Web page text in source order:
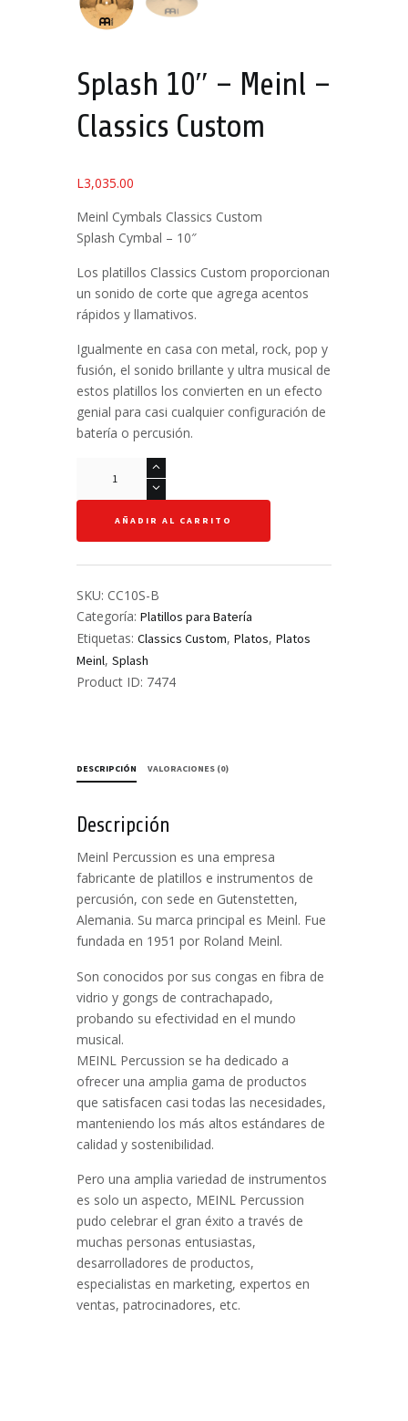
Splash 10″ – Meinl –
Classics Custom
L 3,035.00
Meinl Cymbals Classics Custom
Splash Cymbal – 10″
Los platillos Classics Custom proporcionan
un sonido de corte que agrega acentos
rápidos y llamativos.
Igualmente en casa con metal, rock, pop y
fusión, el sonido brillante y ultra musical de
estos platillos los convierten en un efecto
genial para casi cualquier configuración de
batería o percusión.
Custom
cantidad
AÑADIR AL CARRITO
SKU: CC10S-B
Categoría: Platillos para Batería
Etiquetas: Classics Custom, Platos, Platos
Meinl, Splash
Product ID: 7474
DESCRIPCIÓN VALORACIONES (0)
Descripción
Meinl Percussion es una empresa
fabricante de platillos e instrumentos de
percusión, con sede en Gutenstetten,
Alemania. Su marca principal es Meinl. Fue
fundada en 1951 por Roland Meinl.
Son conocidos por sus congas en fibra de
vidrio y gongs de contrachapado,
probando su efectividad en el mundo
musical.
MEINL Percussion se ha dedicado a
ofrecer una amplia gama de productos
que satisfacen casi todas las necesidades,
manteniendo los más altos estándares de
calidad y sostenibilidad.
Pero una amplia variedad de instrumentos
es solo un aspecto, MEINL Percussion
pudo celebrar el gran éxito a través de
muchas personas entusiastas,
desarrolladores de productos,
especialistas en marketing, expertos en
ventas, patrocinadores, etc.